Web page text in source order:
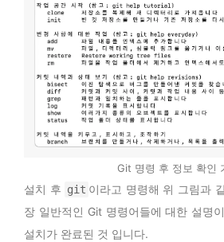
Git 명령 후 정보 확인
설치 후 git 이라고 명령해 위 그림과
장 일반적인 Git 명령어들에 대한 설명
설치가 완료된 것 입니다.